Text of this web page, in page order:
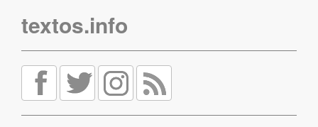
textos.info